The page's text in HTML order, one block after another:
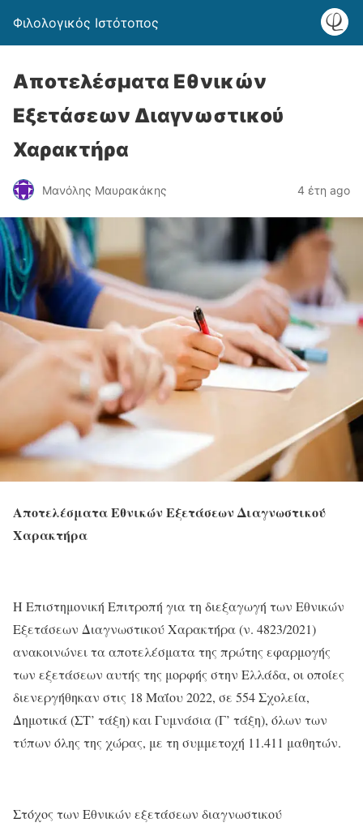
Φιλολογικός Ιστότοπος
Αποτελέσματα Εθνικών
Εξετάσεων Διαγνωστικού
Χαρακτήρα
Μανόλης Μαυρακάκης 4 έτη ago
Αποτελέσματα Εθνικών Εξετάσεων Διαγνωστικού
Χαρακτήρα
Η Επιστημονική Επιτροπή για τη διεξαγωγή των Εθνικών
Εξετάσεων Διαγνωστικού Χαρακτήρα (ν. 4823/2021)
ανακοινώνει τα αποτελέσματα της πρώτης εφαρμογής
των εξετάσεων αυτής της μορφής στην Ελλάδα, οι οποίες
διενεργήθηκαν στις 18 Μαΐου 2022, σε 554 Σχολεία,
Δημοτικά (ΣΤ’ τάξη) και Γυμνάσια (Γ’ τάξη), όλων των
τύπων όλης της χώρας, με τη συμμετοχή 11.411 μαθητών.
Στόχος των Εθνικών εξετάσεων διαγνωστικού